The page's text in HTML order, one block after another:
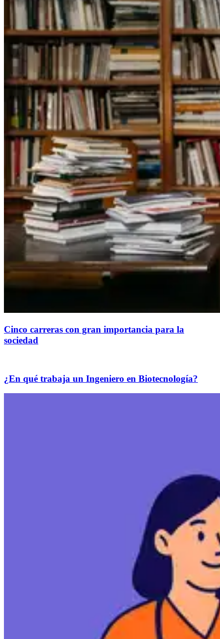
Cinco carreras con gran importancia para la
sociedad
¿En qué trabaja un Ingeniero en Biotecnología?